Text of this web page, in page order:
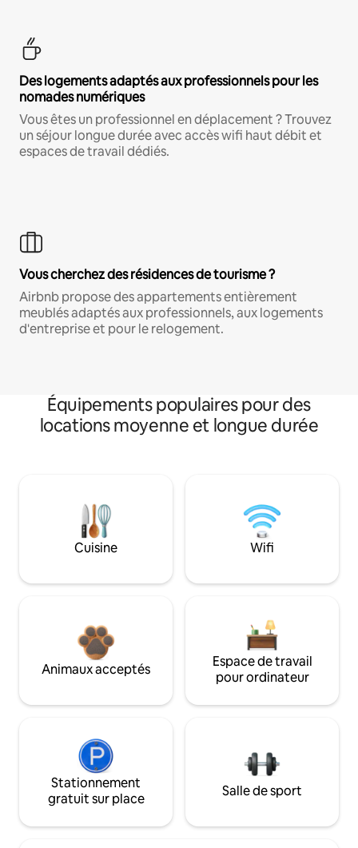
Des logements adaptés aux professionnels pour les
nomades numériques
Vous êtes un professionnel en déplacement ? Trouvez
un séjour longue durée avec accès wifi haut débit et
espaces de travail dédiés.
Vous cherchez des résidences de tourisme ?
Airbnb propose des appartements entièrement
meublés adaptés aux professionnels, aux logements
d'entreprise et pour le relogement.
Équipements populaires pour des
locations moyenne et longue durée
Cuisine Wifi
Animaux acceptés
Espace de travail
pour ordinateur
Stationnement
gratuit sur place
Salle de sport